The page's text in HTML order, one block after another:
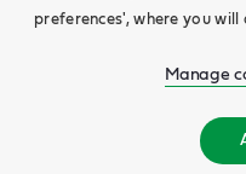
preferences', where you
Manage